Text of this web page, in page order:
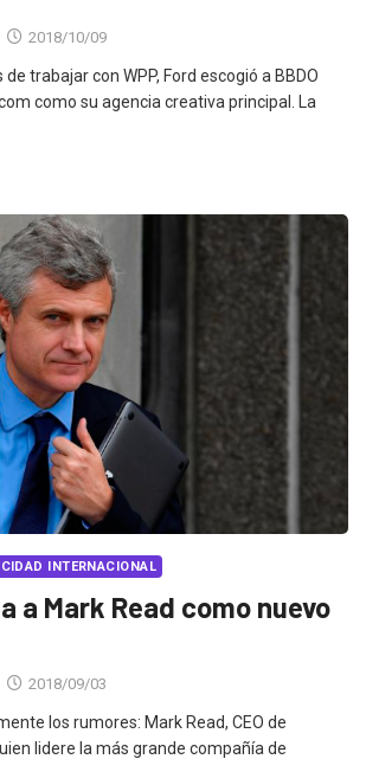
2018/10/09
trabajar con WPP, Ford escogió a BBDO
como su agencia creativa principal. La
INTERNACIONAL
a Mark Read como nuevo
2018/09/03
los rumores: Mark Read, CEO de
lidere la más grande compañía de